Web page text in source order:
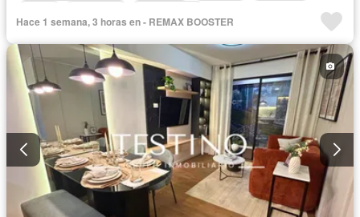
Hace 1 semana, 3 horas en - REMAX BOOSTER